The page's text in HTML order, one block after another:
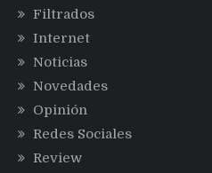
Filtrados
Internet
Noticias
Novedades
Opinión
Redes Sociales
Review